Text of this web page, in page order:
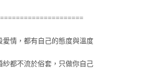
愛情，都有自己的態度與溫度
紗都不流於俗套，只做你自己